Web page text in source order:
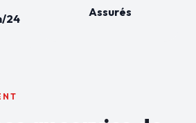
24 Assurés